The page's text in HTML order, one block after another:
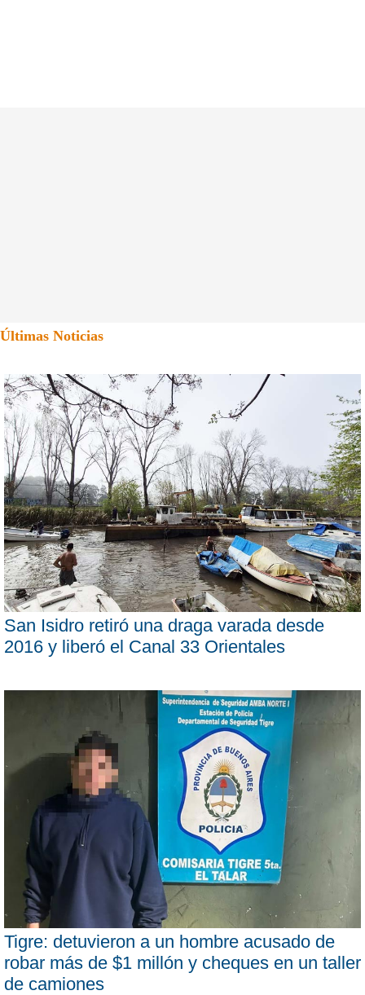
Últimas Noticias
San Isidro retiró una draga varada desde
2016 y liberó el Canal 33 Orientales
Tigre: detuvieron a un hombre acusado de
robar más de $1 millón y cheques en un taller
de camiones